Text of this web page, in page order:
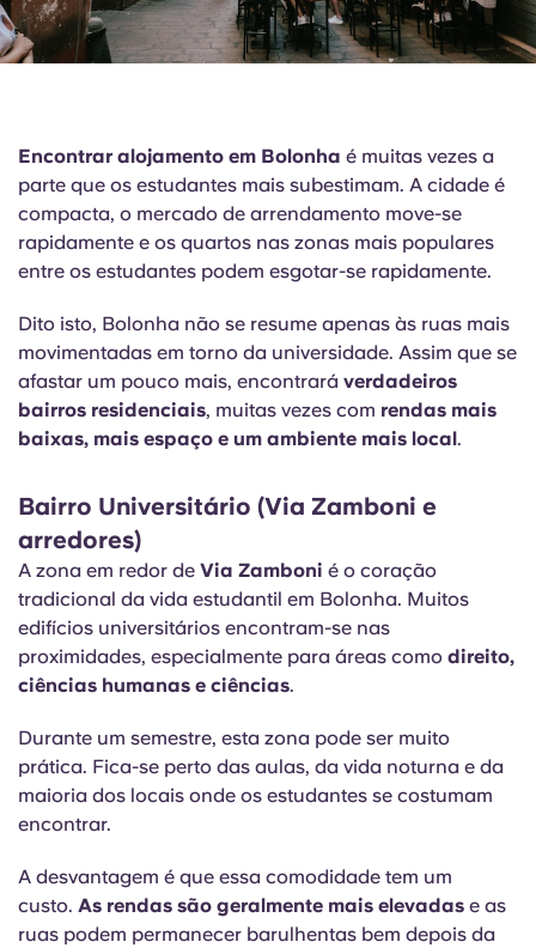
Encontrar alojamento em Bolonha é muitas vezes a
parte que os estudantes mais subestimam. A cidade é
compacta, o mercado de arrendamento move-se
rapidamente e os quartos nas zonas mais populares
entre os estudantes podem esgotar-se rapidamente.
Dito isto, Bolonha não se resume apenas às ruas mais
movimentadas em torno da universidade. Assim que se
afastar um pouco mais, encontrará verdadeiros
bairros residenciais, muitas vezes com rendas mais
baixas, mais espaço e um ambiente mais local.
Bairro Universitário (Via Zamboni e
arredores)
A zona em redor de Via Zamboni é o coração
tradicional da vida estudantil em Bolonha. Muitos
edifícios universitários encontram-se nas
proximidades, especialmente para áreas como direito,
ciências humanas e ciências.
Durante um semestre, esta zona pode ser muito
prática. Fica-se perto das aulas, da vida noturna e da
maioria dos locais onde os estudantes se costumam
encontrar.
A desvantagem é que essa comodidade tem um
custo. As rendas são geralmente mais elevadas e as
ruas podem permanecer barulhentas bem depois da